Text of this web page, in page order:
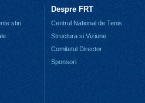
stiri
Despre FRT
Centrul National de Tenis
Structura si Viziune
Comitetul Director
Sponsori